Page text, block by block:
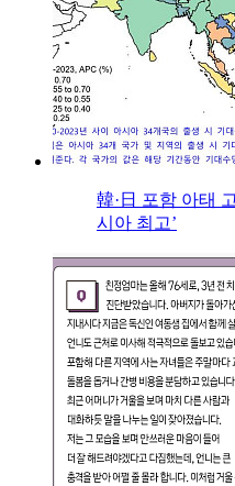
韓·日 포함 아태
시아 최고’